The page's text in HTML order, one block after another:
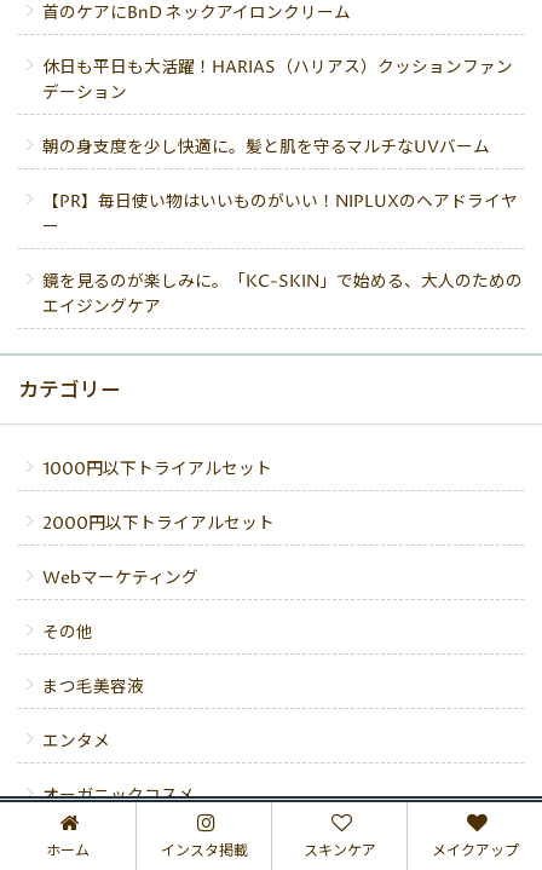
首のケアにBnD ネックアイロンクリーム
休日も平日も大活躍！HARIAS（ハリアス）クッションファン
デーション
朝の身支度を少し快適に。髪と肌を守るマルチなUVバーム
【PR】毎日使い物はいいものがいい！NIPLUXのヘアドライヤ
ー
鏡を見るのが楽しみに。「KC-SKIN」で始める、大人のための
エイジングケア
カテゴリー
1000円以下トライアルセット
2000円以下トライアルセット
Webマーケティング
その他
まつ毛美容液
エンタメ
オーガニックコスメ
オールインワンジェル
ホーム インスタ掲載 スキンケア メイクアップ